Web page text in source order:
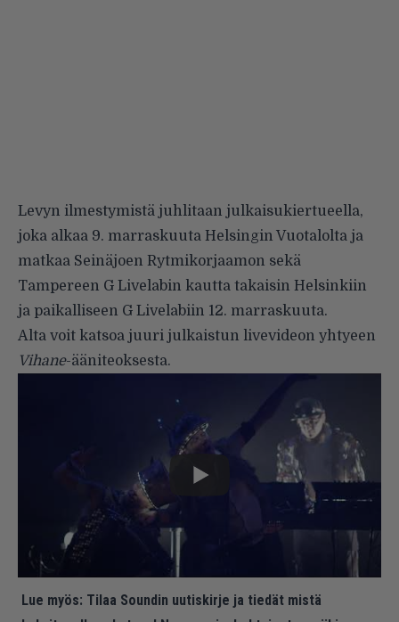
Levyn ilmestymistä juhlitaan julkaisukiertueella,
joka alkaa 9. marraskuuta Helsingin Vuotalolta ja
matkaa Seinäjoen Rytmikorjaamon sekä
Tampereen G Livelabin kautta takaisin Helsinkiin
ja paikalliseen G Livelabiin 12. marraskuuta.
Alta voit katsoa juuri julkaistun livevideon yhtyeen
Vihane-ääniteoksesta.
Lue myös: Tilaa Soundin uutiskirje ja tiedät mistä